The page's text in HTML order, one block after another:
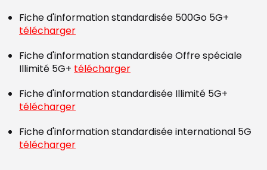
Fiche d'information standardisée 500Go 5G+
télécharger
Fiche d'information standardisée Offre spéciale
Illimité 5G+ télécharger
Fiche d'information standardisée Illimité 5G+
télécharger
Fiche d'information standardisée international 5G
télécharger